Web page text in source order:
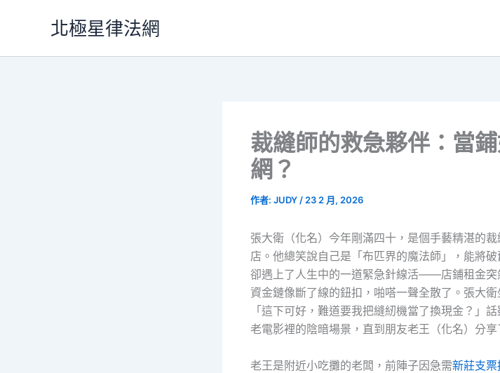
北極星律法網
裁縫師的救急夥伴：當
網？
作者: JUDY / 23 2 月, 2026
張大衛（化名）今年剛滿四十，是個手藝精湛的
店。他總笑說自己是「布匹界的魔法師」，能將
卻遇上了人生中的一道緊急針線活——店鋪租金突
資金鏈像斷了線的鈕扣，啪嗒一聲全散了。張大
「這下可好，難道要我把縫紉機當了換現金？」
老電影裡的陰暗場景，直到朋友老王（化名）分享
老王是附近小吃攤的老闆，前陣子因急需新莊支